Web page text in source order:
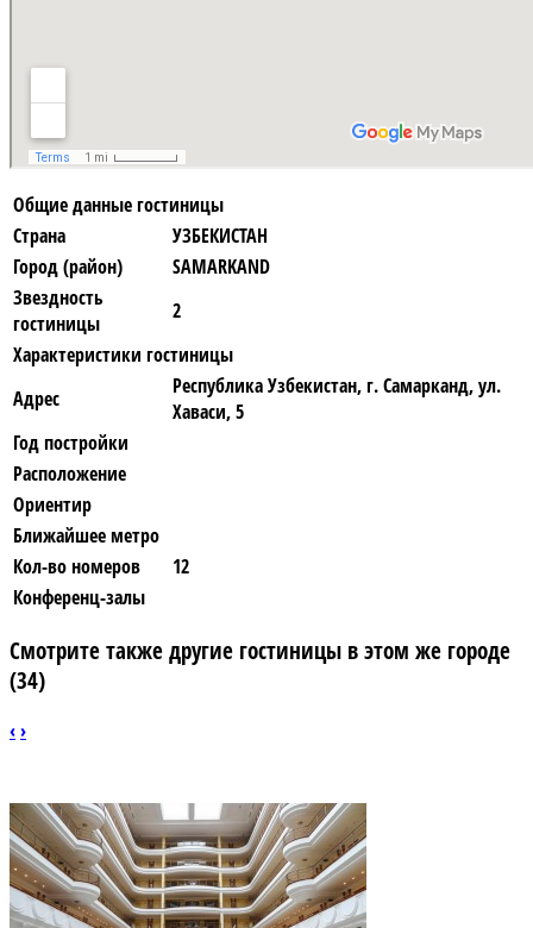
Общие данные гостиницы
Страна
УЗБЕКИСТАН
Город (район)
SAMARKAND
Звездность
гостиницы
2
Характеристики гостиницы
Адрес
Республика Узбекистан, г. Самарканд, ул.
Хаваси, 5
Год постройки
Расположение
Ориентир
Ближайшее метро
Кол-во номеров
12
Конференц-залы
Смотрите также другие гостиницы в этом же городе
(34)
‹›